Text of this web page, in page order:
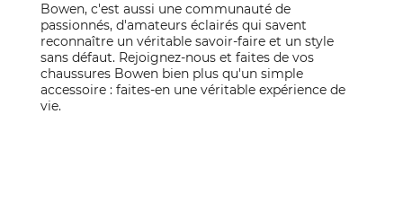
Bowen, c'est aussi une communauté de
passionnés, d'amateurs éclairés qui savent
reconnaître un véritable savoir-faire et un style
sans défaut. Rejoignez-nous et faites de vos
chaussures Bowen bien plus qu'un simple
accessoire : faites-en une véritable expérience de
vie.